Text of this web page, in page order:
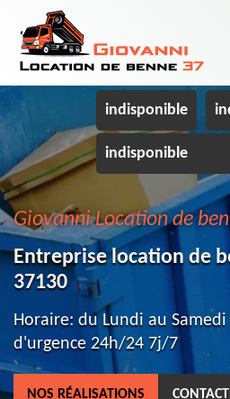
indisponible
indisponible
Giovanni Location de
Entreprise location de
37130
Horaire: du Lundi au
d'urgence 24h/24 7j/7
NOS RÉALISATIONS